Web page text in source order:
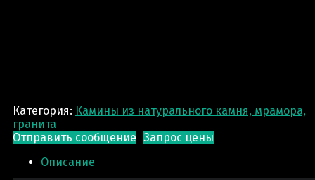
Категория: Камины из натурального камня, мрамора,
гранита
Отправить сообщение Запрос цены
Описание